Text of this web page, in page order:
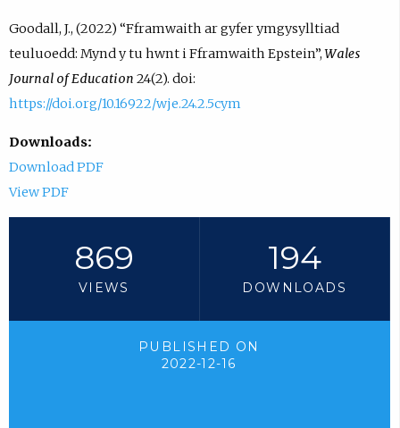
Goodall, J., (2022) “Fframwaith ar gyfer ymgysylltiad
teuluoedd: Mynd y tu hwnt i Fframwaith Epstein”,Wales
Journal of Education 24(2). doi:
https://doi.org/10.16922/wje.24.2.5cym
Downloads:
Download PDF
View PDF
869
VIEWS
194
DOWNLOADS
PUBLISHED ON
2022-12-16